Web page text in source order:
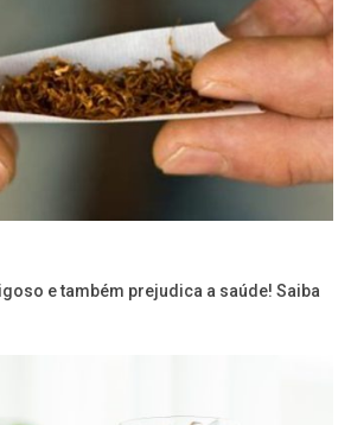
e também prejudica a saúde! Saiba